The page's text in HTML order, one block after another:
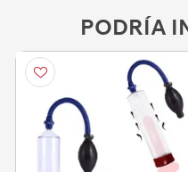
PODRÍA